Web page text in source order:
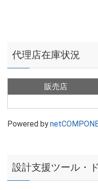
代理店在庫状況
販売店
Powered by
設計支援ツール・